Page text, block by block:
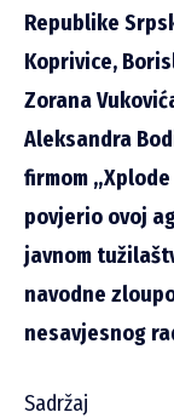
Republike
Koprivice,
Zorana
Aleksandra
firmom
povjerio ovoj
javnom
navodne
nesavjesnog
Sadržaj